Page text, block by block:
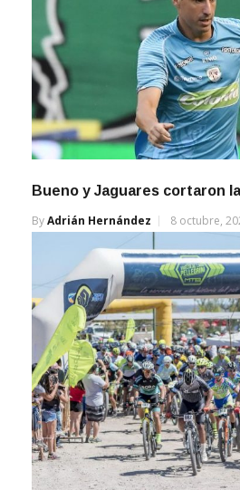
Bueno y Jaguares cortaron
ByAdrián Hernández 8 octubre,